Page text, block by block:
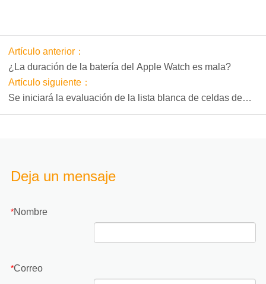
Artículo anterior：
¿La duración de la batería del Apple Watch es mala?
Artículo siguiente：
Se iniciará la evaluación de la lista blanca de celdas de
energía y celdas de combustible
Deja un mensaje
*Nombre
*Correo